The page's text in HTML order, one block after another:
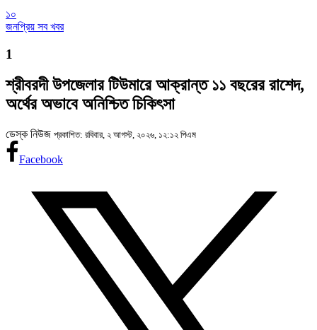
১০
জনপ্রিয় সব খবর
1
শ্রীবরদী উপজেলার টিউমারে আক্রান্ত ১১ বছরের রাশেদ,
অর্থের অভাবে অনিশ্চিত চিকিৎসা
ডেস্ক নিউজ প্রকাশিত: রবিবার, ২ আগস্ট, ২০২৬, ১২:১২ পিএম
Facebook